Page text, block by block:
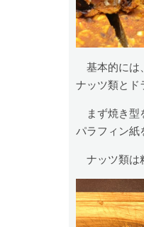
基本的には
ナッツ類とド
まず焼き型
パラフィン紙
ナッツ類は